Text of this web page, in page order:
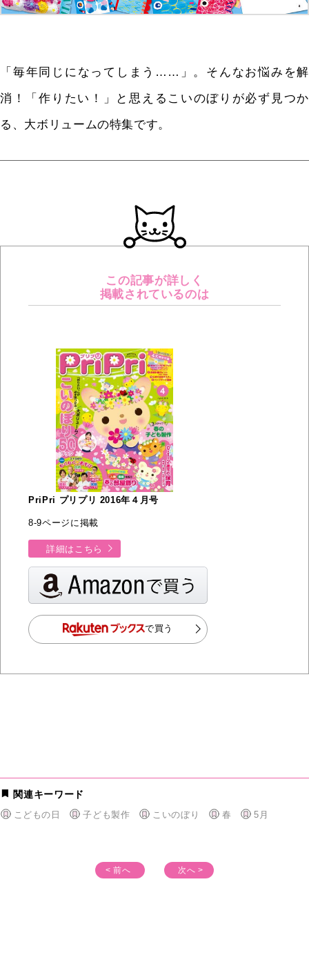
「毎年同じになってしまう……」。そんなお悩みを解
消！「作りたい！」と思えるこいのぼりが必ず見つか
る、大ボリュームの特集です。
この記事が詳しく
掲載されているのは
PriPri プリプリ 2016年４月号
8-9ページに掲載
詳細はこちら
で買う
関連キーワード
こどもの日 子ども製作 こいのぼり 春 5月
< 前へ 次へ >